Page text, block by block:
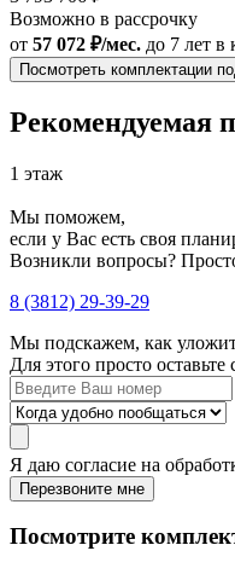
Возможно в рассрочку
от 57 072 ₽/мес. до 7 лет в
Посмотреть комплектации
Рекомендуемая
1 этаж
Мы поможем,
если у Вас есть своя
Возникли вопросы?
8 (3812) 29-39-29
Мы подскажем, как
Для этого просто
Я даю согласие на
Перезвоните мне
Посмотрите